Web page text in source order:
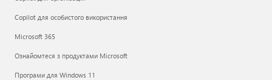
Copilot для особистого використання
Microsoft 365
Ознайомтеся з продуктами Microsoft
Програми для Windows 11